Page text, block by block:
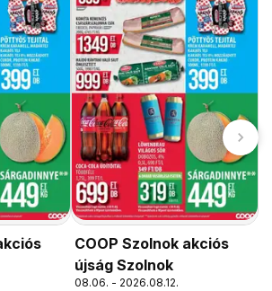
COOP Szolnok akciós
újság Szolnok
08.06. - 2026.08.12.